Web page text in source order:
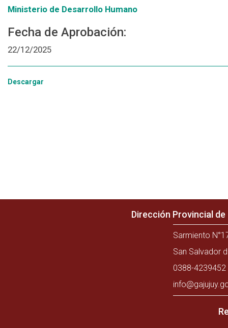
Ministerio de Desarrollo Humano
Fecha de Aprobación:
22/12/2025
Descargar
Dirección Provincial
Sarmiento
San Salvador
0388-